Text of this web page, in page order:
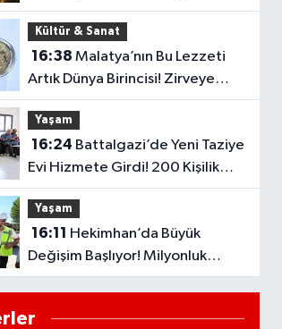
Hangi Eczaneler Açık?
Kültür & Sanat
16:38
Artık Dünya Birincisi! Zirveye
Adını Yazdırdı
Yaşam
16:24
Evi Hizmete Girdi! 200 Kişilik
Salon Dikkat Çekti
Yaşam
16:11
Değişim Başlıyor! Milyonluk
Projeler Tek Tek Hayata Geçiyor